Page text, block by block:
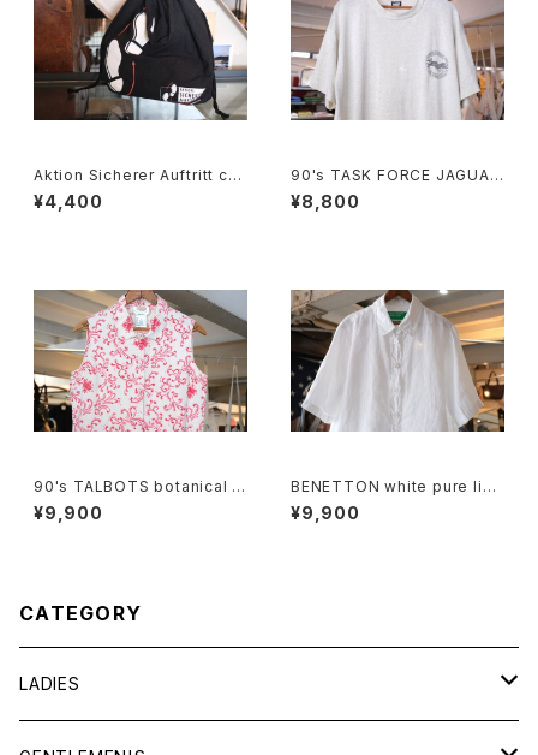
Aktion Sicherer Auftritt cot
ton promotional drawstrin
g Bag
¥4,400
90's TASK FORCE JAGUAR
printed Tee "Made in U.S.
A."
¥8,800
90's TALBOTS botanical s
croll printed Irish linen sle
eveless Shirt
¥9,900
BENETTON white pure line
n S/S Shirt
¥9,900
CATEGORY
LADIES